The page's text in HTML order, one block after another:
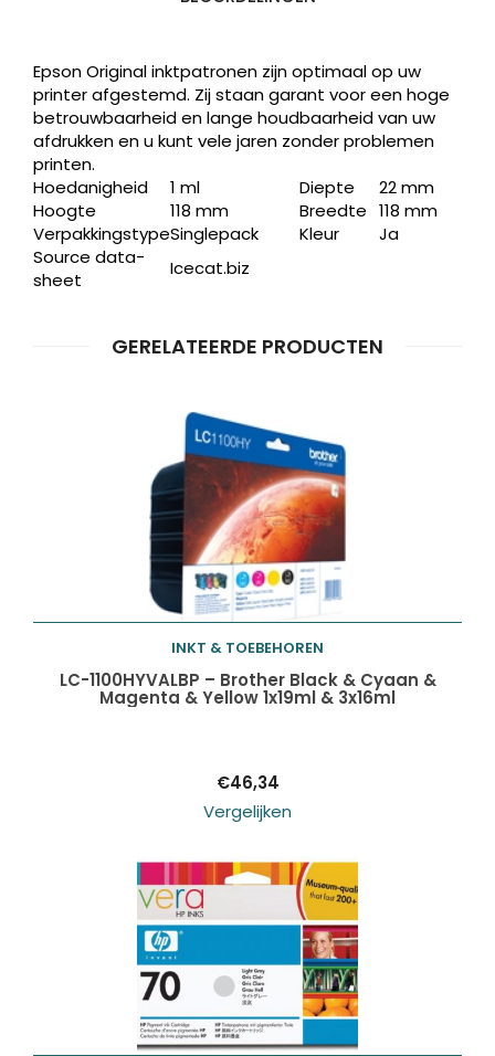
Epson Original inktpatronen zijn optimaal op uw
printer afgestemd. Zij staan garant voor een hoge
betrouwbaarheid en lange houdbaarheid van uw
afdrukken en u kunt vele jaren zonder problemen
printen.
Hoedanigheid
1 ml Diepte
22 mm
Hoogte
118 mm Breedte 118 mm
VerpakkingstypeSinglepack Kleur
Ja
Source data-
sheet
Icecat.biz
GERELATEERDE PRODUCTEN
Toevoegen aan
INKT & TOEBEHOREN
LC-1100HYVALBP – Brother Black & Cyaan &
Magenta & Yellow 1x19ml & 3x16ml
€46,34
Vergelijken
Producten